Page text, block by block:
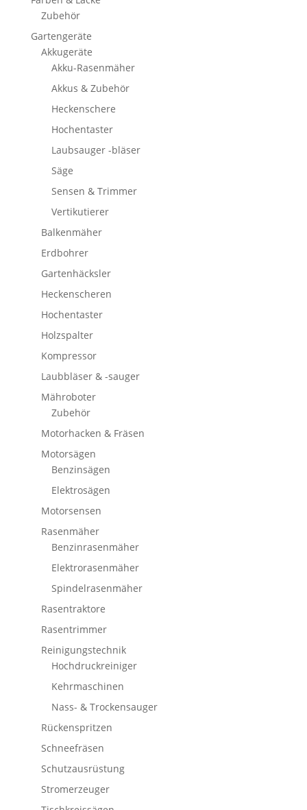
Zubehör
Gartengeräte
Akkugeräte
Akku-Rasenmäher
Akkus & Zubehör
Heckenschere
Hochentaster
Laubsauger -bläser
Säge
Sensen & Trimmer
Vertikutierer
Balkenmäher
Erdbohrer
Gartenhäcksler
Heckenscheren
Hochentaster
Holzspalter
Kompressor
Laubbläser & -sauger
Mähroboter
Zubehör
Motorhacken & Fräsen
Motorsägen
Benzinsägen
Elektrosägen
Motorsensen
Rasenmäher
Benzinrasenmäher
Elektrorasenmäher
Spindelrasenmäher
Rasentraktore
Rasentrimmer
Reinigungstechnik
Hochdruckreiniger
Kehrmaschinen
Nass- & Trockensauger
Rückenspritzen
Schneefräsen
Schutzausrüstung
Stromerzeuger